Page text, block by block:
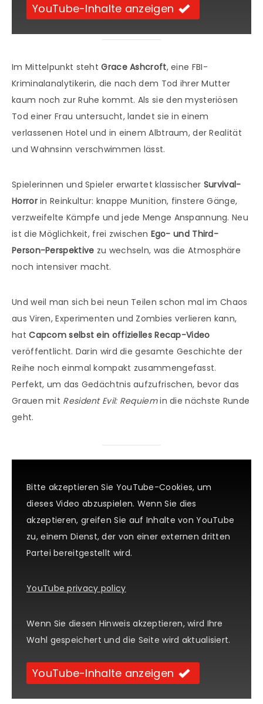
YouTube-Inhalte anzeigen
Im Mittelpunkt stehtGrace Ashcroft, eine FBI-
Kriminalanalytikerin, die nach dem Tod ihrer Mutter
kaum noch zur Ruhe kommt. Als sie den mysteriösen
Tod einer Frau untersucht, landet sie in einem
verlassenen Hotel und in einem Albtraum, der Realität
und Wahnsinn verschwimmen lässt.
Spielerinnen und Spieler erwartet klassischer Survival-
Horrorin Reinkultur: knappe Munition, finstere Gänge,
verzweifelte Kämpfe und jede Menge Anspannung. Neu
ist die Möglichkeit, frei zwischen Ego- und Third-
Person-Perspektive zu wechseln, was die Atmosphäre
noch intensiver macht.
Und weil man sich bei neun Teilen schon mal im Chaos
aus Viren, Experimenten und Zombies verlieren kann,
hatCapcom selbst ein offizielles Recap-Video
veröffentlicht. Darin wird die gesamte Geschichte der
Reihe noch einmal kompakt zusammengefasst.
Perfekt, um das Gedächtnis aufzufrischen, bevor das
Grauen mit Resident Evil: Requiemin die nächste Runde
geht.
Bitte akzeptieren Sie YouTube-Cookies, um
dieses Video abzuspielen. Wenn Sie dies
akzeptieren, greifen Sie auf Inhalte von YouTube
zu, einem Dienst, der von einer externen dritten
Partei bereitgestellt wird.
YouTube privacy policy
Wenn Sie diesen Hinweis akzeptieren, wird Ihre
Wahl gespeichert und die Seite wird aktualisiert.
YouTube-Inhalte anzeigen